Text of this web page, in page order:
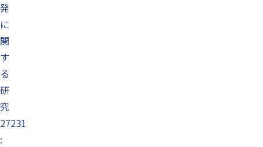
発
に
関
す
る
研
究
27231
: